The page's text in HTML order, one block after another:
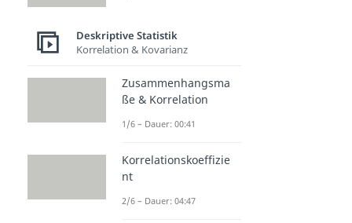
Deskriptive Statistik
Korrelation & Kovarianz
Zusammenhangsma
ße & Korrelation
1/6 – Dauer: 00:41
Korrelationskoeffizie
nt
2/6 – Dauer: 04:47